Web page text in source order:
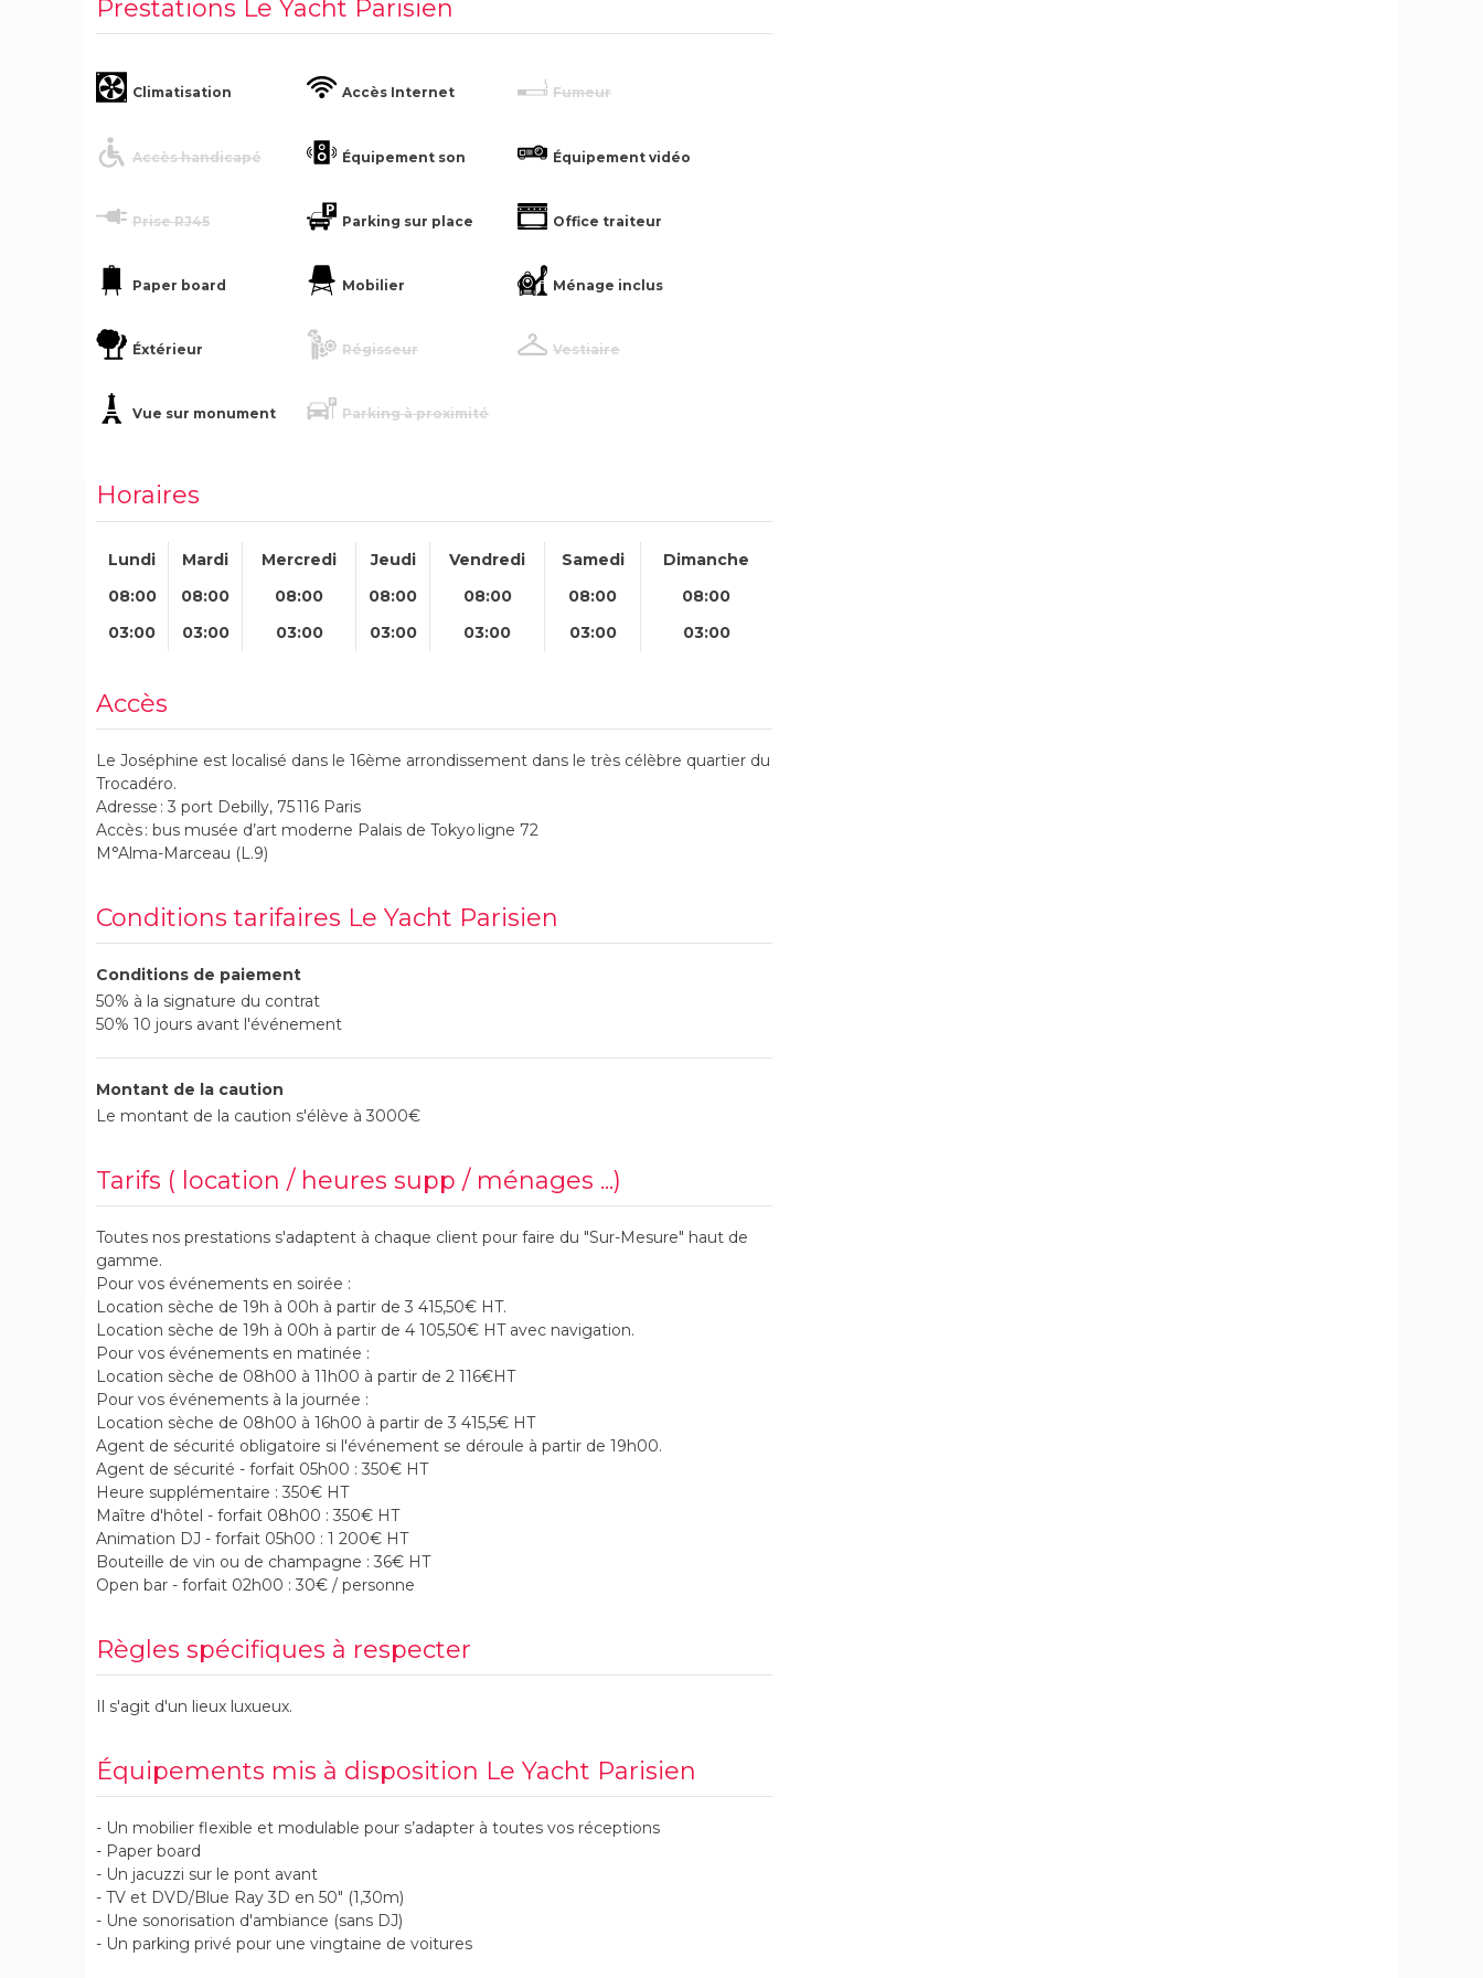
Prestations Le Yacht Parisien
Climatisation Accès Internet Fumeur
Accès handicapé Équipement son Équipement vidéo
Prise RJ45 Parking sur place Office traiteur
Paper board Mobilier Ménage inclus
Éxtérieur Régisseur Vestiaire
Vue sur monument Parking à proximité
Horaires
Lundi Mardi Mercredi Jeudi Vendredi Samedi
Dimanche
08:00
08:00 08:00 08:00 08:00 08:00
08:00
03:00
03:00 03:00 03:00 03:00 03:00 03:00
Accès
Le Joséphine est localisé dans le 16ème arrondissement dans le très célèbre quartier du
Trocadéro.
Adresse : 3 port Debilly, 75 116 Paris
Accès : bus musée d’art moderne Palais de Tokyo ligne 72
M°Alma-Marceau (L.9)
Conditions tarifaires Le Yacht Parisien
Conditions de paiement
50% à la signature du contrat
50% 10 jours avant l'événement
Montant de la caution
Le montant de la caution s'élève à 3000€
Tarifs ( location / heures supp / ménages ...)
Toutes nos prestations s'adaptent à chaque client pour faire du "Sur-Mesure" haut de
gamme.
Pour vos événements en soirée :
Location sèche de 19h à 00h à partir de 3 415,50€ HT.
Location sèche de 19h à 00h à partir de 4 105,50€ HT avec navigation.
Pour vos événements en matinée :
Location sèche de 08h00 à 11h00 à partir de 2 116€HT
Pour vos événements à la journée :
Location sèche de 08h00 à 16h00 à partir de 3 415,5€ HT
Agent de sécurité obligatoire si l'événement se déroule à partir de 19h00.
Agent de sécurité - forfait 05h00 : 350€ HT
Heure supplémentaire : 350€ HT
Maître d'hôtel - forfait 08h00 : 350€ HT
Animation DJ - forfait 05h00 : 1 200€ HT
Bouteille de vin ou de champagne : 36€ HT
Open bar - forfait 02h00 : 30€ / personne
Règles spécifiques à respecter
Il s'agit d'un lieux luxueux.
Équipements mis à disposition Le Yacht Parisien
- Un mobilier flexible et modulable pour s’adapter à toutes vos réceptions
- Paper board
- Un jacuzzi sur le pont avant
- TV et DVD/Blue Ray 3D en 50" (1,30m)
- Une sonorisation d'ambiance (sans DJ)
- Un parking privé pour une vingtaine de voitures